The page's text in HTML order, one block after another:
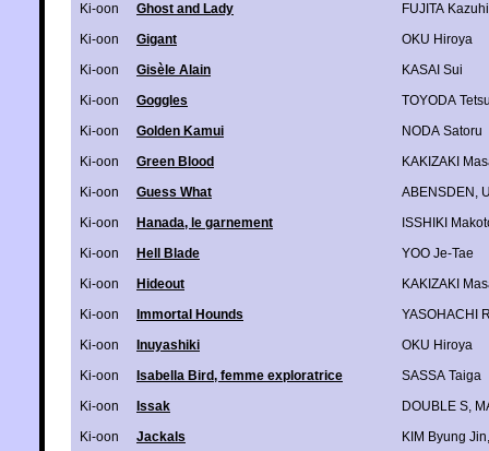
Ki-oon
Ghost and Lady
FUJITA
Ki-oon
Gigant
OKU Hiroya
Ki-oon
Gisèle Alain
KASAI Sui
Ki-oon
Goggles
TOYODA
Ki-oon
Golden Kamui
NODA Satoru
Ki-oon
Green Blood
KAKIZAKI
Ki-oon
Guess What ABENSDEN ,
Ki-oon
Hanada, le garnement
ISSHIKI
Ki-oon
Hell Blade
YOO Je-Tae
Ki-oon
Hideout
KAKIZAKI
Ki-oon
Immortal Hounds
YASOHACHI
Ki-oon
Inuyashiki
OKU Hiroya
Ki-oon
Isabella Bird, femme exploratrice
SASSA Taiga
Ki-oon
Issak DOUBLE S,
Ki-oon
Jackals KIM Byung Jin